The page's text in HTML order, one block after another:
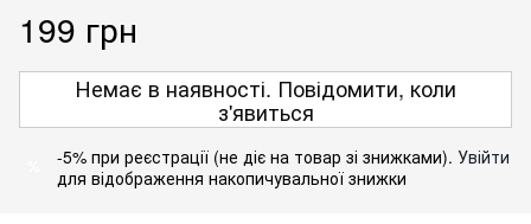
199 грн
Немає в наявності. Повідомити, коли
з'явиться
-5% при реєстрації (не діє на товар зі знижками). Увійти
для відображення накопичувальної знижки